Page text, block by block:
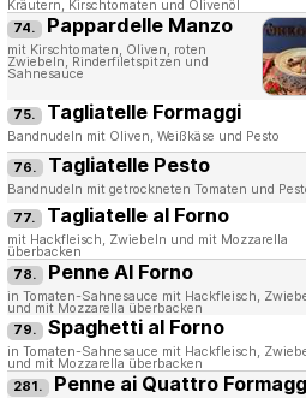
Kräutern, Kirschtomaten und Olivenöl
74. Pappardelle Manzo
mit Kirschtomaten, Oliven, roten
Zwiebeln, Rinderfiletspitzen und
Sahnesauce
75. Tagliatelle Formaggi
Bandnudeln mit Oliven, Weißkäse und Pesto
76. Tagliatelle Pesto
Bandnudeln mit getrockneten Tomaten und
77. Tagliatelle al Forno
mit Hackfleisch, Zwiebeln und mit Mozzarella
überbacken
78. Penne Al Forno
in Tomaten-Sahnesauce mit Hackfleisch,
und mit Mozzarella überbacken
79. Spaghetti al Forno
in Tomaten-Sahnesauce mit Hackfleisch,
und mit Mozzarella überbacken
281. Penne ai Quattro